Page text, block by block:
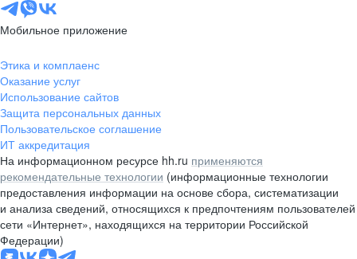
Мобильное приложение
Этика и комплаенс
Оказание услуг
Использование сайтов
Защита персональных данных
Пользовательское соглашение
ИТ аккредитация
На информационном ресурсе hh.ru применяются
рекомендательные технологии (информационные технологии
предоставления информации на основе сбора, систематизации
и анализа сведений, относящихся к предпочтениям пользователей
сети «Интернет», находящихся на территории Российской
Федерации)